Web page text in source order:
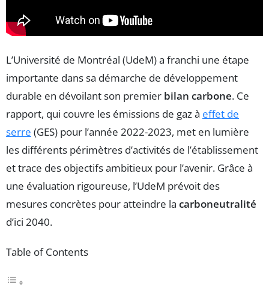
L’Université de Montréal (UdeM) a franchi une étape
importante dans sa démarche de développement
durable en dévoilant son premier bilan carbone. Ce
rapport, qui couvre les émissions de gaz à effet de
serre (GES) pour l’année 2022-2023, met en lumière
les différents périmètres d’activités de l’établissement
et trace des objectifs ambitieux pour l’avenir. Grâce à
une évaluation rigoureuse, l’UdeM prévoit des
mesures concrètes pour atteindre la carboneutralité
d’ici 2040.
Table of Contents